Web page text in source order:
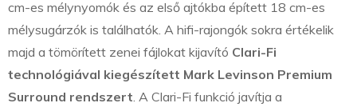
cm-es mélynyomók és az első ajtókba épített 18 cm-es
mélysugárzók is találhatók. A hifi-rajongók sokra értékelik
majd a tömörített zenei fájlokat kijavító Clari-Fi
technológiával kiegészített Mark Levinson Premium
Surround rendszert. A Clari-Fi funkció javítja a